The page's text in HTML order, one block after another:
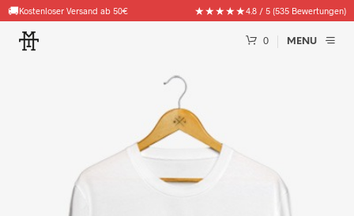
🚚Kostenloser Versand ab 50€ ★★★★★4.8 / 5 (535 Bewertungen)
0 MENU